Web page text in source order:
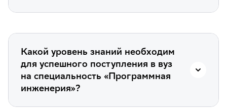
Какой уровень знаний необходим
для успешного поступления в вуз
на специальность «Программная
инженерия»?